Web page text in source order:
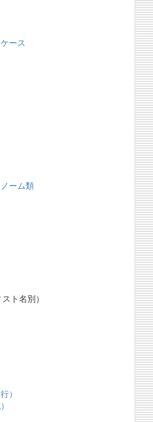
ース
ーム類
ト名別）
）